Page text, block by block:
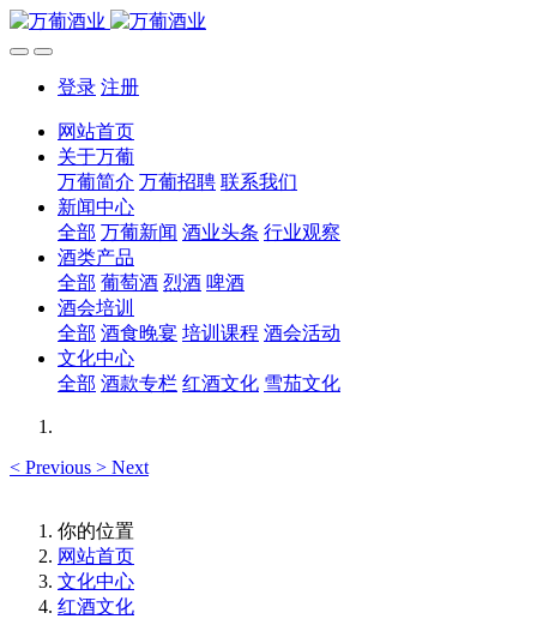
登录 注册
网站首页
关于万葡
万葡简介 万葡招聘 联系我们
新闻中心
全部 万葡新闻 酒业头条 行业观察
酒类产品
全部 葡萄酒 烈酒 啤酒
酒会培训
全部 酒食晚宴 培训课程 酒会活动
文化中心
全部 酒款专栏 红酒文化 雪茄文化
< Previous > Next
你的位置
网站首页
文化中心
红酒文化